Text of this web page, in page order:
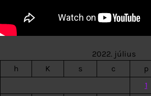
2022. július
h
K s c p
1